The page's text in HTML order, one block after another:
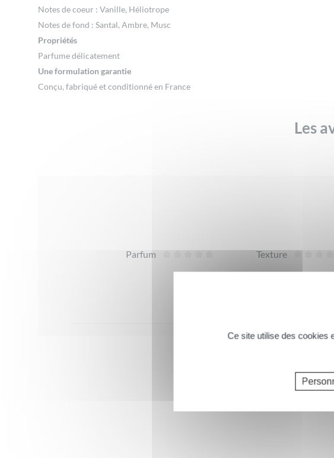
Notes de coeur : Vanille, Héliotrope
Notes de fond : Santal, Ambre, Musc
Propriétés
Parfume délicatement
Une formulation garantie
Conçu, fabriqué et conditionné en France
Les
Parfum Texture
Vous
Ce site utilise des cookies